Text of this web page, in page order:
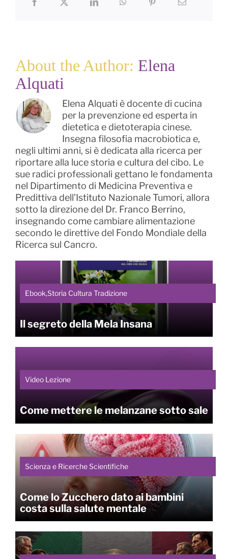
About the Author: Elena
Alquati
Elena Alquati è docente di cucina
per la prevenzione ed esperta in
dietetica e dietoterapia cinese.
Insegna filosofia macrobiotica e,
negli ultimi anni, si è dedicata alla ricerca per
riportare alla luce storia e cultura del cibo. Le
sue radici professionali gettano le fondamenta
nel Dipartimento di Medicina Preventiva e
Predittiva dell’Istituto Nazionale Tumori, allora
sotto la direzione del Dr. Franco Berrino,
insegnando come cambiare alimentazione
secondo le direttive del Fondo Mondiale della
Ricerca sul Cancro.
Ebook,Storia Cultura Tradizione
Il segreto della Mela Insana
Video Lezione
Come mettere le melanzane sotto sale
Scienza e Ricerche Scientifiche
Come lo Zucchero dato ai bambini
costa sulla salute mentale